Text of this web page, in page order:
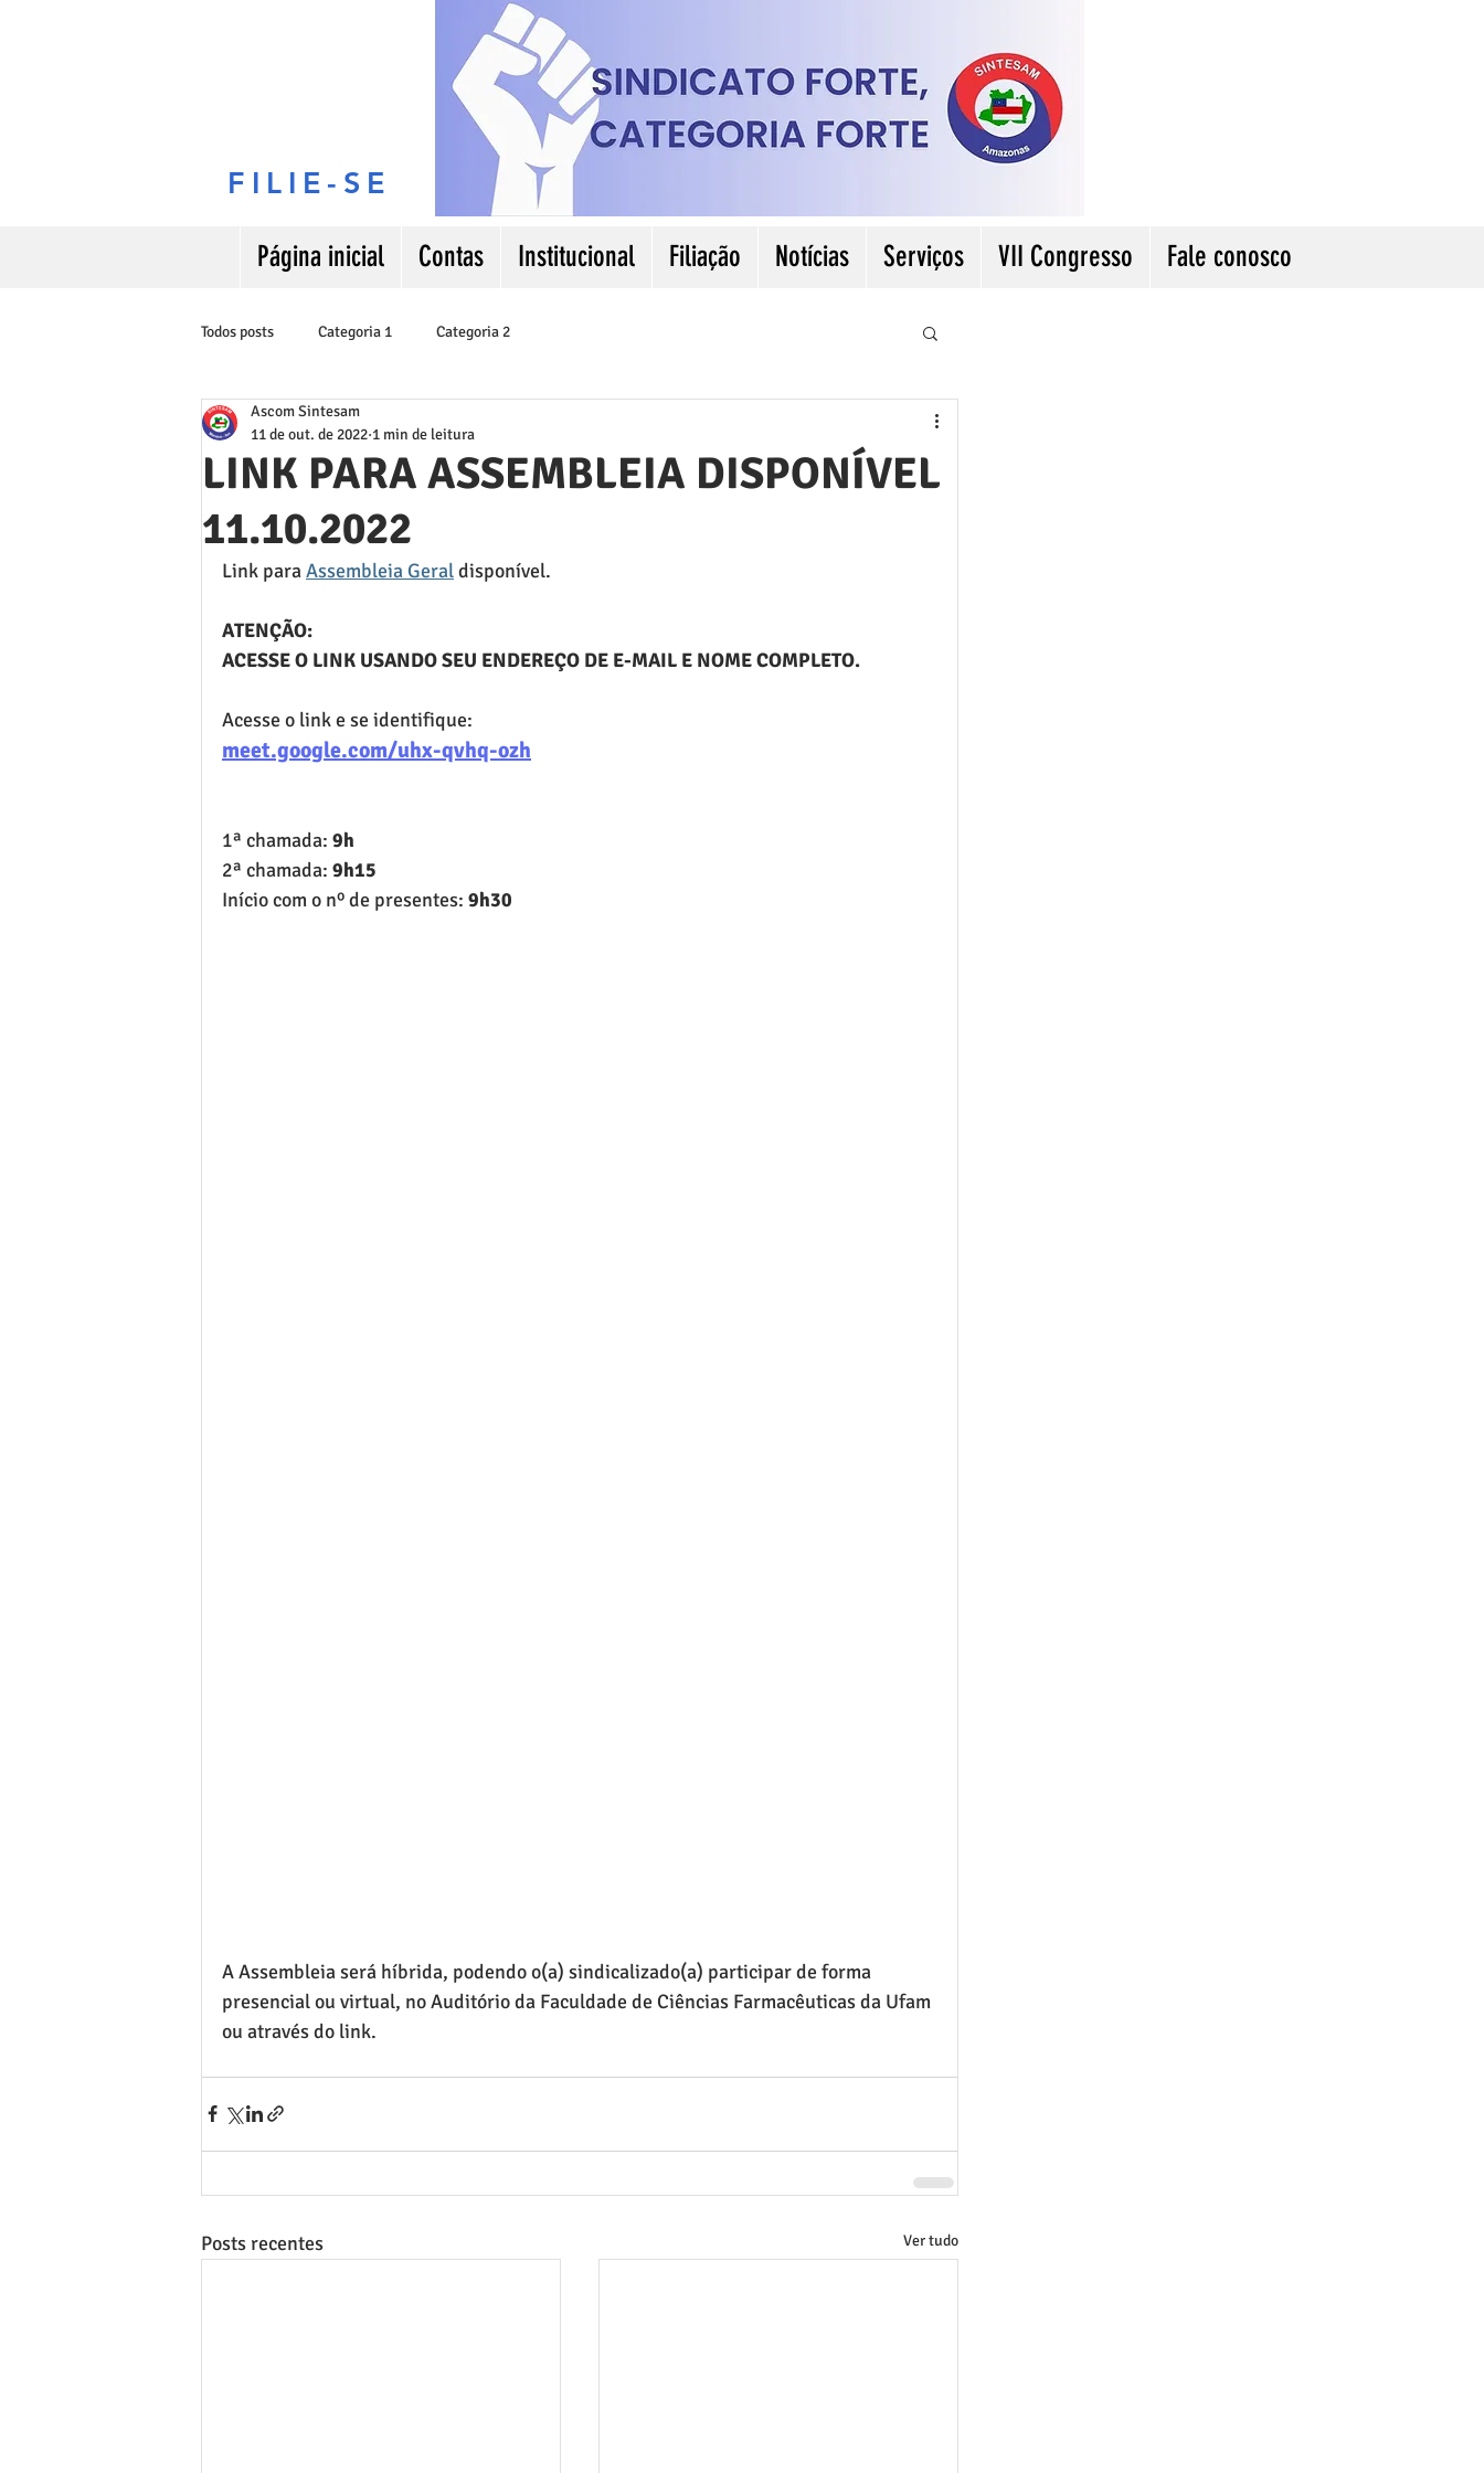
FILIE-SE
Página inicial Contas Institucional Filiação Notícias Serviços VII Congresso Fale conosco
Todos posts Categoria 1 Categoria 2
LINK PARA ASSEMBLEIA DISPONÍVEL
11.10.2022
Ascom Sintesam
11 de out. de 2022 1 min de leitura
Link para Assembleia Geral disponível.
ATENÇÃO:
ACESSE O LINK USANDO SEU ENDEREÇO DE E-MAIL E NOME COMPLETO.
Acesse o link e se identifique:
meet.google.com/uhx-qvhq-ozh
1ª chamada: 9h
2ª chamada: 9h15
Início com o nº de presentes: 9h30
A Assembleia será híbrida, podendo o(a) sindicalizado(a) participar de forma
presencial ou virtual, no Auditório da Faculdade de Ciências Farmacêuticas da Ufam
ou através do link.
Posts recentes Ver tudo